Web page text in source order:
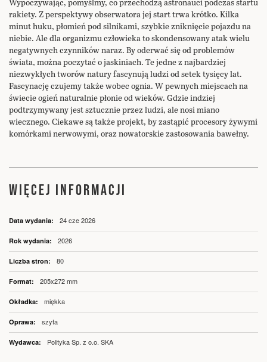
rakiety. Z perspektywy obserwatora jej start trwa krótko. Kilka
minut huku, płomień pod silnikami, szybkie zniknięcie pojazdu na
niebie. Ale dla organizmu człowieka to skondensowany atak wielu
negatywnych czynników naraz. By oderwać się od problemów
świata, można poczytać o jaskiniach. Te jedne z najbardziej
niezwykłych tworów natury fascynują ludzi od setek tysięcy lat.
Fascynację czujemy także wobec ognia. W pewnych miejscach na
świecie ogień naturalnie płonie od wieków. Gdzie indziej
podtrzymywany jest sztucznie przez ludzi, ale nosi miano
wiecznego. Ciekawe są także projekt, by zastąpić procesory żywymi
komórkami nerwowymi, oraz nowatorskie zastosowania bawełny.
WIĘCEJ INFORMACJI
Więcej
informacji
24 cze 2026
2026
80
205x272 mm
miękka
szyta
Polityka Sp. z o.o. SKA